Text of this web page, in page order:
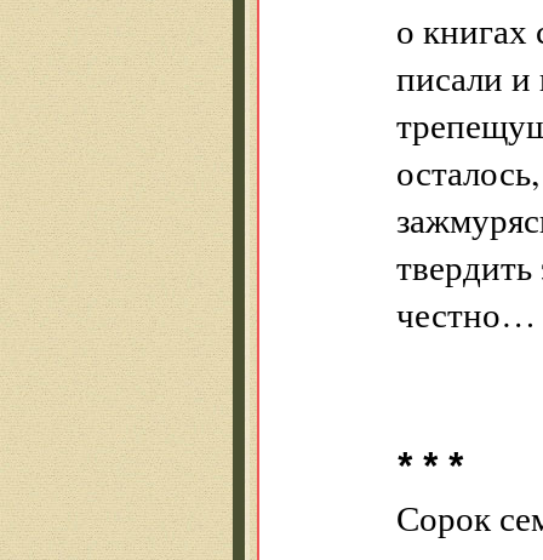
о
писали и
осталось,
честно…
* * *
Сорок